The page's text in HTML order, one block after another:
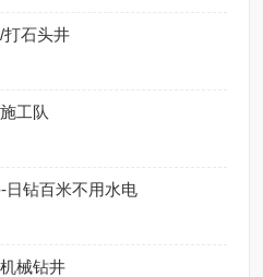
打石头井
工队
日钻百米不用水电
械钻井